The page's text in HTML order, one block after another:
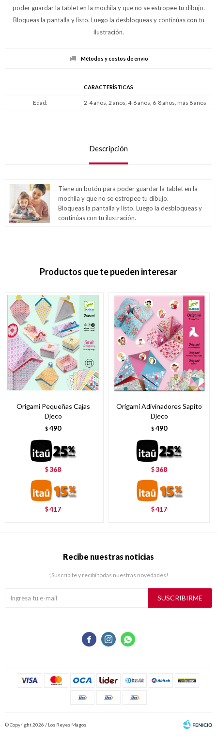
poder guardar la tablet en la mochila y que no se estropee tu dibujo.
Bloqueas la pantalla y listo. Luego la desbloqueas y continúas con tu
ilustración.
Métodos y costos de envío
CARACTERÍSTICAS
Edad 2-4 años, 2 años, 4-6 años, 6-8 años, más 8 años
Descripción
Tiene un botón para poder guardar la tablet en la
mochila y que no se estropee tu dibujo.
Bloqueas la pantalla y listo. Luego la desbloqueas y
continúas con tu ilustración.
Productos que te pueden interesar
Origami Pequeñas Cajas
Djeco
$ 490
$368
$417
Origami Adivinadores Sapito
Djeco
$ 490
$368
$417
  
Recibe nuestras noticias
¡Suscribite y recibí todas nuestras novedades!
SUSCRIBIRME
© Copyright 2026 / Los Reyes Magos